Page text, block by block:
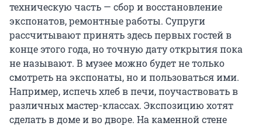
техническую часть — сбор и восстановление
экспонатов, ремонтные работы. Супруги
рассчитывают принять здесь первых гостей в
конце этого года, но точную дату открытия пока
не называют. В музее можно будет не только
смотреть на экспонаты, но и пользоваться ими.
Например, испечь хлеб в печи, поучаствовать в
различных мастер-классах. Экспозицию хотят
сделать в доме и во дворе. На каменной стене